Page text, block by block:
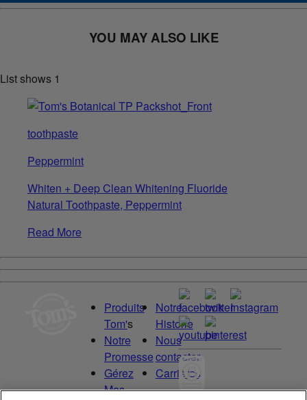
YOU MAY ALSO LIKE
List shows 1
toothpaste
Peppermint
Whiten + Deep Clean Whitening Fluoride
Natural Toothpaste, Peppermint
Read More
Produits
Tom's
Notre
Promesse
Gérez
Mes
Notre
Historie
Nous
contacter
Carrières